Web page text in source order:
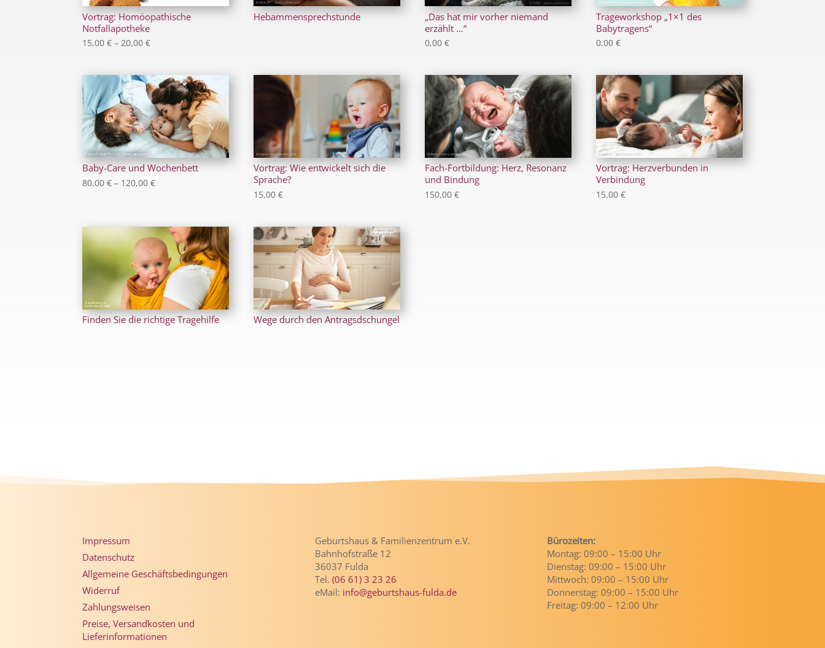
Vortrag: Homöopathische
Notfallapotheke
15,00€ –20,00€Preisspanne:
Hebammensprechstunde
„Das hat mir vorher niemand
erzählt …“
0,00€
Trageworkshop „1×1 des
Babytragens“
0,00€
Baby-Care und Wochenbett
80,00€ – 120,00€Preisspanne:
Vortrag: Wie entwickelt sich die
Sprache?
15,00€
Fach-Fortbildung: Herz, Resonanz
und Bindung
150,00€
Vortrag: Herzverbunden in
Verbindung
15,00€
Finden Sie die richtige Tragehilfe Wege durch den Antragsdschungel
Impressum
Datenschutz
Allgemeine Geschäftsbedingungen
Widerruf
Zahlungsweisen
Preise, Versandkosten und
Lieferinformationen
Geburtshaus & Familienzentrum e.V.
Bahnhofstraße 12
36037 Fulda
Tel. (06 61) 3 23 26
eMail: info@geburtshaus-fulda.de
Bürozeiten:
Montag: 09:00 – 15:00 Uhr
Dienstag: 09:00 – 15:00 Uhr
Mittwoch: 09:00 – 15:00 Uhr
Donnerstag: 09:00 – 15:00 Uhr
Freitag: 09:00 – 12:00 Uhr